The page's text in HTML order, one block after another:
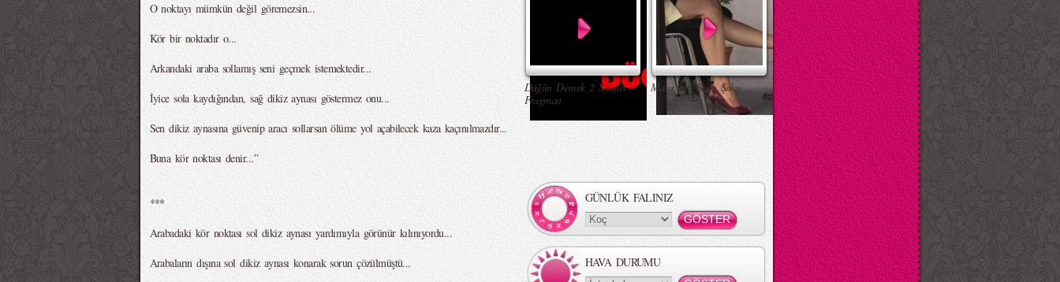
O noktayı mümkün değil göremezsin...
Kör bir noktadır o...
Arkandaki araba sollamış seni geçmek istemektedir...
İyice sola kaydığından, sağ dikiz aynası göstermez onu...
Sen dikiz aynasına güvenip aracı sollarsan ölüme yol açabilecek kaza kaçınılmazdır...
Buna kör noktası denir...”
***
Arabadaki kör noktası sol dikiz aynası yardımıyla görünür kılınıyordu...
Arabaların dışına sol dikiz aynası konarak sorun çözülmüştü...
Düğün Dernek 2 Sünnet -
Fragman
Masa Altı Seksi Şaka
GÜNLÜK FALINIZ
HAVA DURUMU